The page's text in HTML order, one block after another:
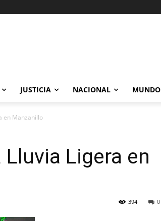
JUSTICIA NACIONAL MUNDO
en Manzanillo
Ligera en
0
394